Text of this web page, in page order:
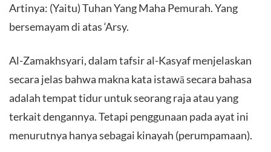
Artinya: (Yaitu) Tuhan Yang Maha Pemurah. Yang
bersemayam di atas ‘Arsy.
Al-Zamakhsyari, dalam tafsir al-Kasyaf menjelaskan
secara jelas bahwa makna kata istawā secara bahasa
adalah tempat tidur untuk seorang raja atau yang
terkait dengannya. Tetapi penggunaan pada ayat ini
menurutnya hanya sebagai kinayah (perumpamaan).